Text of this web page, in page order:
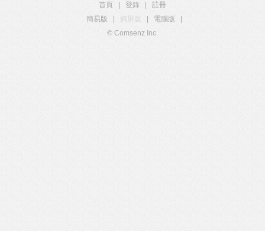
首頁 登錄
註冊
簡易版
觸屏版 電腦版
© Comsenz Inc.